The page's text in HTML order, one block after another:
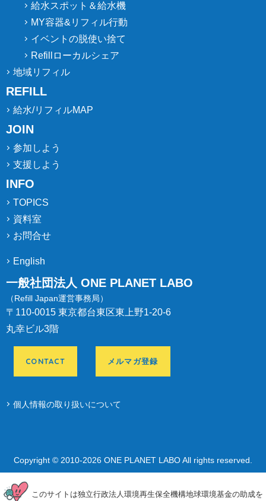
給水スポット＆給水機
MY容器&リフィル行動
イベントの脱使い捨て
Refillローカルシェア
地域リフィル
REFILL
給水/リフィルMAP
JOIN
参加しよう
支援しよう
INFO
TOPICS
資料室
お問合せ
English
一般社団法人 ONE PLANET LABO
（Refill Japan運営事務局）
〒110-0015 東京都台東区東上野1-20-6
丸幸ビル3階
CONTACT メルマガ登録
個人情報の取り扱いについて
Copyright © 2010-2026 ONE PLANET LABO All rights reserved.
このサイトは独立行政法人環境再生保全機構地球環境基金の助成を